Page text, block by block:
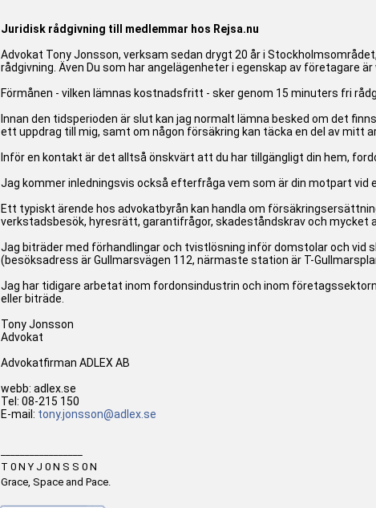
Juridisk rådgivning till medlemmar hos Rejsa.nu
Advokat Tony Jonsson, verksam sedan drygt 20 år i
rådgivning. Även Du som har angelägenheter i egenskap av företagare
Förmånen - vilken lämnas kostnadsfritt - sker genom 15 minuters fri
Innan den tidsperioden är slut kan jag normalt lämna besked om det
ett uppdrag till mig, samt om någon försäkring kan täcka en del av mitt
Inför en kontakt är det alltså önskvärt att du har tillgängligt din hem,
Jag kommer inledningsvis också efterfråga vem som är din motpart
Ett typiskt ärende hos advokatbyrån kan handla om
verkstadsbesök, hyresrätt, garantifrågor, skadeståndskrav och mycket
Jag biträder med förhandlingar och tvistlösning inför domstolar och vid
(besöksadress är Gullmarsvägen 112, närmaste station är T-
Jag har tidigare arbetat inom fordonsindustrin och inom
eller biträde.
Tony Jonsson
Advokat
Advokatfirman ADLEX AB
webb: adlex.se
Tel: 08-215 150
E-mail: tony.jonsson@adlex.se
T 0 N Y J 0 N S S 0 N
Grace, Space and Pace.